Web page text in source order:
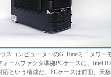
スコンピューターのG-Tuneミニタワー
ォームファクタ準拠PCケースに、Intel
応という構成だ。PCケースは前面、天